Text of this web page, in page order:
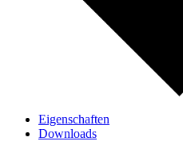
Eigenschaften
Downloads